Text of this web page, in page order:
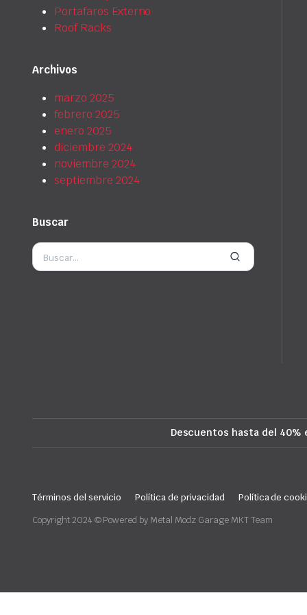
Portafaros Externo
Roof Racks
Archivos
marzo 2025
febrero 2025
enero 2025
diciembre 2024
noviembre 2024
septiembre 2024
Buscar
Descuentos hasta del 40%
Términos del servicio Política de privacidad Política de
Copyright 2024 © Powered by Metal Modz Garage MKT Team